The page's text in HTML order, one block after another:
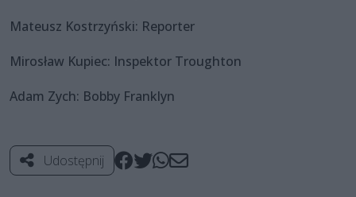
Mateusz Kostrzyński: Reporter
Mirosław Kupiec: Inspektor Troughton
Adam Zych: Bobby Franklyn
Udostępnij